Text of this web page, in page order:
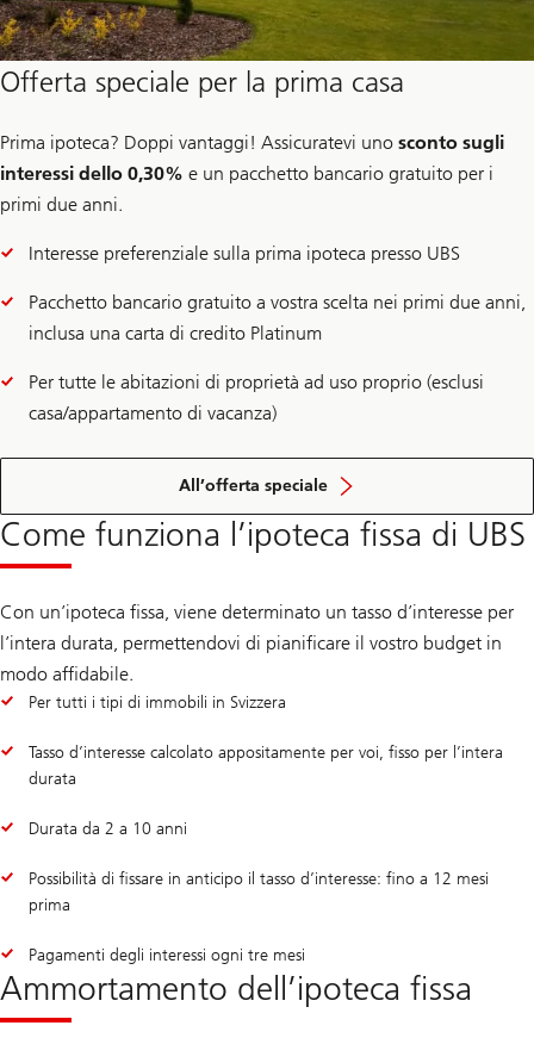
Offerta speciale per la prima casa
Prima ipoteca? Doppi vantaggi! Assicuratevi uno sconto sugli
interessi dello 0,30% e un pacchetto bancario gratuito per i
primi due anni.
Interesse preferenziale sulla prima ipoteca presso UBS
Pacchetto bancario gratuito a vostra scelta nei primi due anni,
inclusa una carta di credito Platinum
Per tutte le abitazioni di proprietà ad uso proprio (esclusi
casa/appartamento di vacanza)
All’offerta speciale
Come funziona l’ipoteca fissa di UBS
Con un’ipoteca fissa, viene determinato un tasso d’interesse per
l’intera durata, permettendovi di pianificare il vostro budget in
modo affidabile.
Per tutti i tipi di immobili in Svizzera
Tasso d’interesse calcolato appositamente per voi, fisso per l’intera
durata
Durata da 2 a 10 anni
Possibilità di fissare in anticipo il tasso d’interesse: fino a 12 mesi
prima
Pagamenti degli interessi ogni tre mesi
Ammortamento dell’ipoteca fissa